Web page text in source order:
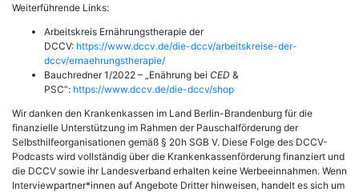
Weiterführende Links:
Arbeitskreis Ernährungstherapie der
DCCV: https://www.dccv.de/die-dccv/arbeitskreise-der-
dccv/ernaehrungstherapie/
Bauchredner 1/2022 – „Enährung bei CED &
PSC“: https://www.dccv.de/die-dccv/shop
Wir danken den Krankenkassen im Land Berlin-Brandenburg für die
finanzielle Unterstützung im Rahmen der Pauschalförderung der
Selbsthilfeorganisationen gemäß § 20h SGB V. Diese Folge des DCCV-
Podcasts wird vollständig über die Krankenkassenförderung finanziert und
die DCCV sowie ihr Landesverband erhalten keine Werbeeinnahmen. Wenn
Interviewpartner*innen auf Angebote Dritter hinweisen, handelt es sich um